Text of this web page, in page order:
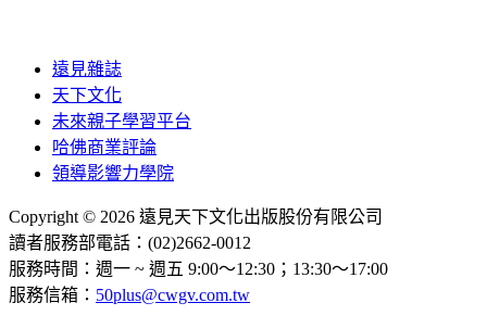
遠見雜誌
天下文化
未來親子學習平台
哈佛商業評論
領導影響力學院
Copyright © 2026 遠見天下文化出版股份有限公司
讀者服務部電話：(02)2662-0012
服務時間：週一 ~ 週五 9:00～12:30；13:30～17:00
服務信箱： 50plus@cwgv.com.tw